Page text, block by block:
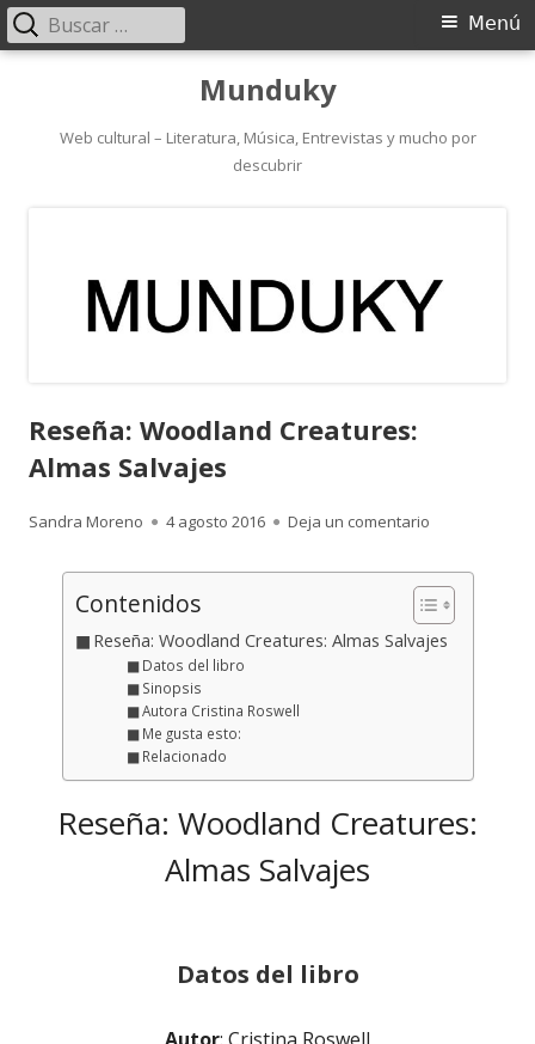
contenido
Munduky
Web cultural – Literatura, Música, Entrevistas y mucho por
descubrir
Menú
Menú
Buscar:
Reseña: Woodland Creatures:
Almas Salvajes
Autor
Sandra Moreno
Publicado
4 agosto 2016 Deja un comentario
Contenidos
Reseña: Woodland Creatures: Almas Salvajes
Datos del libro
Sinopsis
Autora Cristina Roswell
Me gusta esto:
Relacionado
Reseña: Woodland Creatures:
Almas Salvajes
Datos del libro